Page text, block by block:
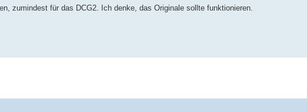
zumindest für das DCG2. Ich denke, das Originale sollte funktionieren.